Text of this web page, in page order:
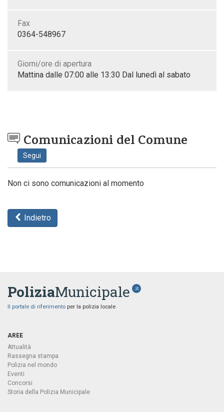
Fax
0364-548967
Giorni/ore di apertura
Mattina dalle 07:00 alle 13:30 Dal lunedì al sabato
Comunicazioni del Comune
Segui
Non ci sono comunicazioni al momento
Indietro
PoliziaMunicipale .it
Il portale di riferimento per la polizia locale
AREE
Attualità
Rassegna stampa
Polizia nel mondo
Eventi
Concorsi
Storia della Polizia Municipale